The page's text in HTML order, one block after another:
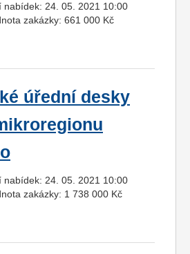
nabídek: 24. 05. 2021 10:00
zakázky: 661 000 Kč
úřední desky
nabídek: 24. 05. 2021 10:00
zakázky: 1 738 000 Kč